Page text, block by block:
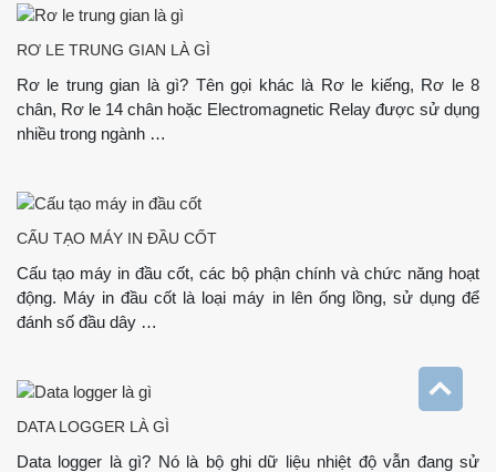
RƠ LE TRUNG GIAN LÀ GÌ
Rơ le trung gian là gì? Tên gọi khác là Rơ le kiếng, Rơ le 8
chân, Rơ le 14 chân hoặc Electromagnetic Relay được sử dụng
nhiều trong ngành …
CẤU TẠO MÁY IN ĐẦU CỐT
Cấu tạo máy in đầu cốt, các bộ phận chính và chức năng hoạt
động. Máy in đầu cốt là loại máy in lên ống lồng, sử dụng để
đánh số đầu dây …
DATA LOGGER LÀ GÌ
Data logger là gì? Nó là bộ ghi dữ liệu nhiệt độ vẫn đang sử